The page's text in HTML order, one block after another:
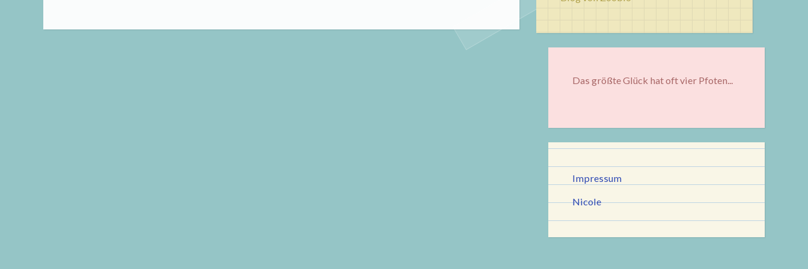
Das größte Glück hat oft vier Pfoten...
Impressum
Nicole